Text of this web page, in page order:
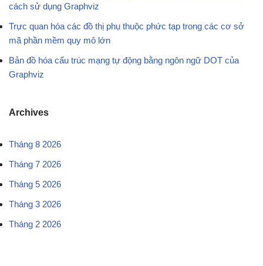
cách sử dụng Graphviz
Trực quan hóa các đồ thị phụ thuộc phức tạp trong các cơ sở
mã phần mềm quy mô lớn
Bản đồ hóa cấu trúc mạng tự động bằng ngôn ngữ DOT của
Graphviz
Archives
Tháng 8 2026
Tháng 7 2026
Tháng 5 2026
Tháng 3 2026
Tháng 2 2026